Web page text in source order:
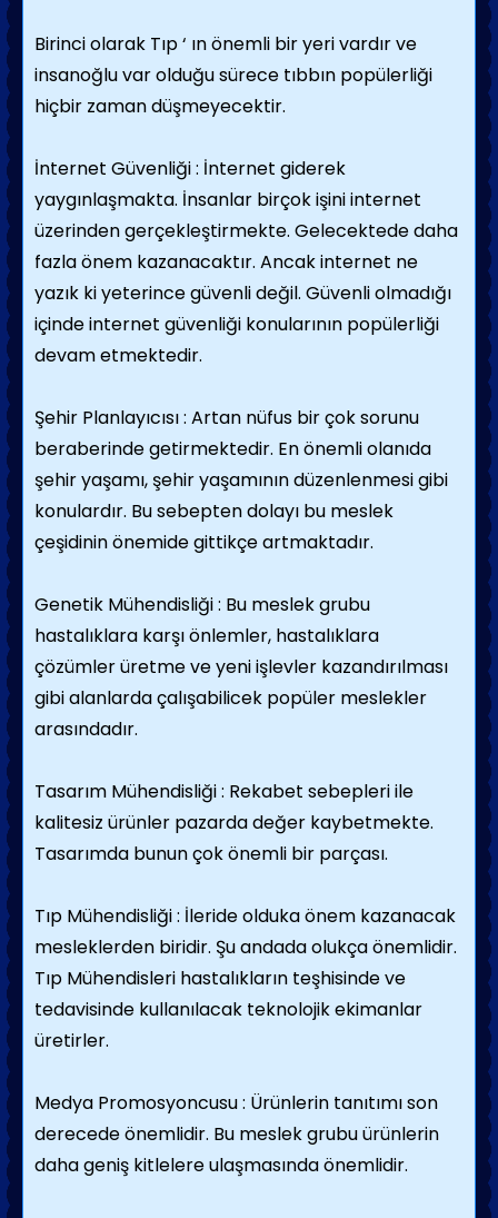
Birinci olarak Tıp ‘ ın önemli bir yeri vardır ve
insanoğlu var olduğu sürece tıbbın popülerliği
hiçbir zaman düşmeyecektir.
İnternet Güvenliği : İnternet giderek
yaygınlaşmakta. İnsanlar birçok işini internet
üzerinden gerçekleştirmekte. Gelecektede daha
fazla önem kazanacaktır. Ancak internet ne
yazık ki yeterince güvenli değil. Güvenli olmadığı
içinde internet güvenliği konularının popülerliği
devam etmektedir.
Şehir Planlayıcısı : Artan nüfus bir çok sorunu
beraberinde getirmektedir. En önemli olanıda
şehir yaşamı, şehir yaşamının düzenlenmesi gibi
konulardır. Bu sebepten dolayı bu meslek
çeşidinin önemide gittikçe artmaktadır.
Genetik Mühendisliği : Bu meslek grubu
hastalıklara karşı önlemler, hastalıklara
çözümler üretme ve yeni işlevler kazandırılması
gibi alanlarda çalışabilicek popüler meslekler
arasındadır.
Tasarım Mühendisliği : Rekabet sebepleri ile
kalitesiz ürünler pazarda değer kaybetmekte.
Tasarımda bunun çok önemli bir parçası.
Tıp Mühendisliği : İleride olduka önem kazanacak
mesleklerden biridir. Şu andada olukça önemlidir.
Tıp Mühendisleri hastalıkların teşhisinde ve
tedavisinde kullanılacak teknolojik ekimanlar
üretirler.
Medya Promosyoncusu : Ürünlerin tanıtımı son
derecede önemlidir. Bu meslek grubu ürünlerin
daha geniş kitlelere ulaşmasında önemlidir.